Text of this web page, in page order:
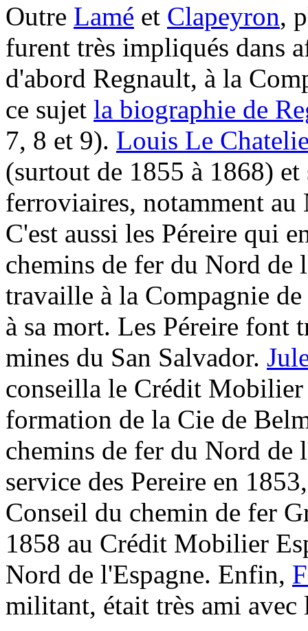
Outre Lamé et Clapeyron,
furent très impliqués dans
d'abord Regnault, à la
ce sujet la biographie de
7, 8 et 9). Louis Le
(surtout de 1855 à 1868)
ferroviaires, notamment au
C'est aussi les Péreire qui
chemins de fer du Nord de
travaille à la Compagnie
à sa mort. Les Péreire font
mines du San Salvador.
conseilla le Crédit
formation de la Cie de
chemins de fer du Nord de
service des Pereire en
Conseil du chemin de fer
1858 au Crédit Mobilier
Nord de l'Espagne. Enfin,
militant, était très ami avec